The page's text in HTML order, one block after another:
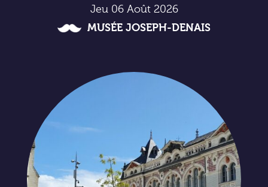
Jeu 06 Août 2026
MUSÉE JOSEPH-DENAIS